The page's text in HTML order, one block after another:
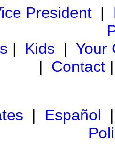
President|
| Kids | Your
| Contact
| Español